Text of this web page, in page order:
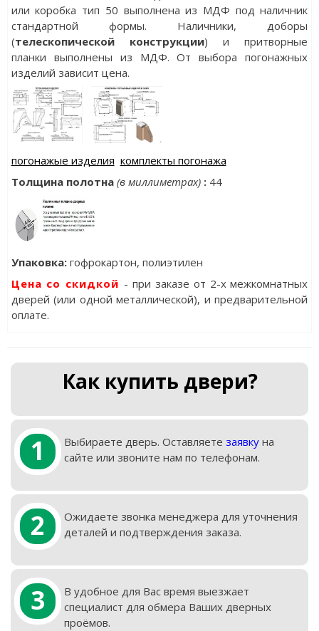
или коробка тип 50 выполнена из МДФ под наличник
стандартной формы. Наличники, доборы
(телескопической конструкции) и притворные
планки выполнены из МДФ. От выбора погонажных
изделий зависит цена.
погонажые изделия комплекты погонажа
Толщина полотна (в миллиметрах):44
Упаковка:гофрокартон, полиэтилен
Цена со скидкой - при заказе от 2-х межкомнатных
дверей (или одной металлической), и предварительной
оплате.
Как купить двери?
1 Выбираете дверь. Оставляете заявкуна
сайте или звоните нам по телефонам.
2
Ожидаете звонка менеджера для уточнения
деталей и подтверждения заказа.
3
В удобное для Вас время выезжает
специалист для обмера Ваших дверных
проёмов.